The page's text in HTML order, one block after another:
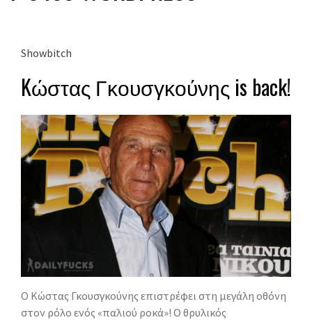
Showbitch
Kώστας Γκουσγκούνης is back!
O Kώστας Γκουσγκούνης επιστρέφει στη μεγάλη οθόνη
στον ρόλο ενός «παλιού ροκά»! Ο θρυλικός